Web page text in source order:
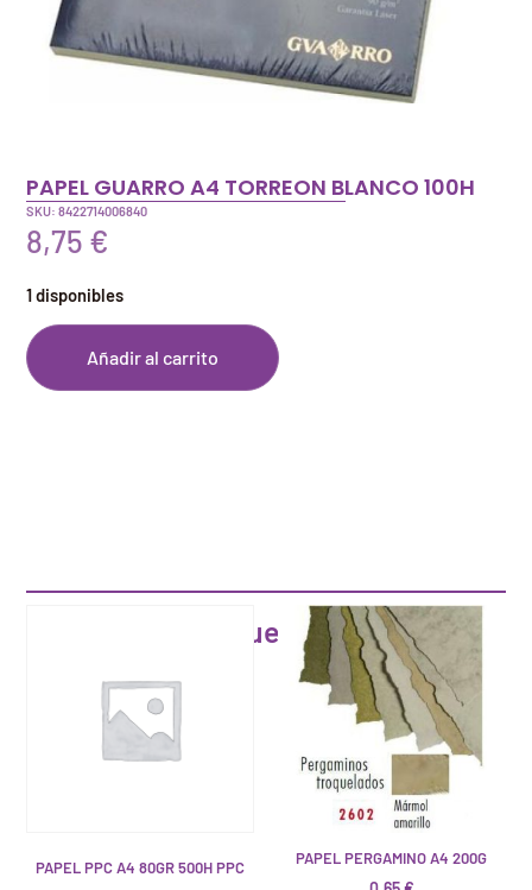
PAPEL GUARRO A4 TORREON BLANCO 100H
SKU: 8422714006840
8,75 €
1 disponibles
Añadir al carrito
Artículos que pueden interesarte
PAPEL PPC A4 80GR 500H PPC PAPEL PERGAMINO A4 200G